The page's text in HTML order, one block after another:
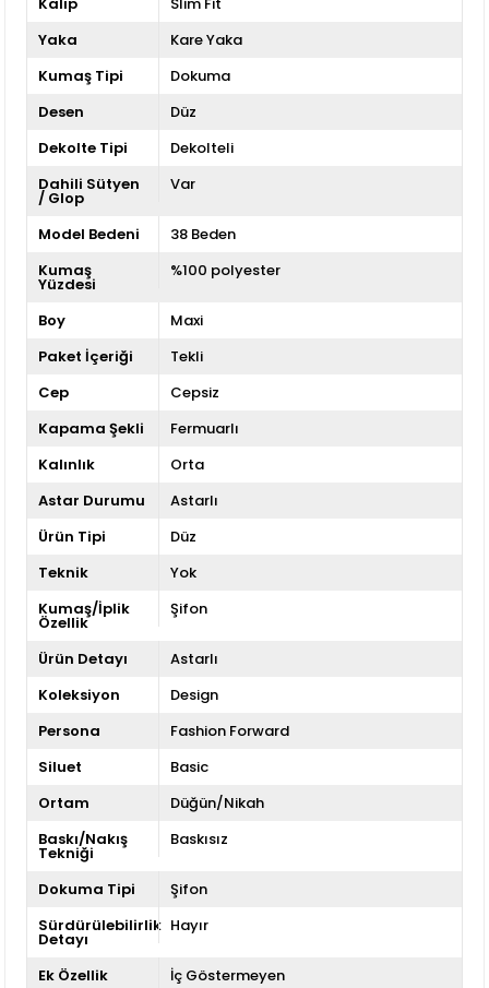
Kalıp
Slim Fit
Yaka
Kare Yaka
Kumaş Tipi
Dokuma
Desen
Düz
Dekolte Tipi
Dekolteli
Dahili Sütyen
/ Glop
Var
Model Bedeni
38 Beden
Kumaş
Yüzdesi
%100 polyester
Boy
Maxi
Paket İçeriği
Tekli
Cep
Cepsiz
Kapama Şekli
Fermuarlı
Kalınlık
Orta
Astar Durumu
Astarlı
Ürün Tipi
Düz
Teknik
Yok
Kumaş/İplik
Özellik
Şifon
Ürün Detayı
Astarlı
Koleksiyon
Design
Persona
Fashion Forward
Siluet
Basic
Ortam
Düğün/Nikah
Baskı/Nakış
Tekniği
Baskısız
Dokuma Tipi
Şifon
Sürdürülebilirlik
Detayı
Hayır
Ek Özellik
İç Göstermeyen